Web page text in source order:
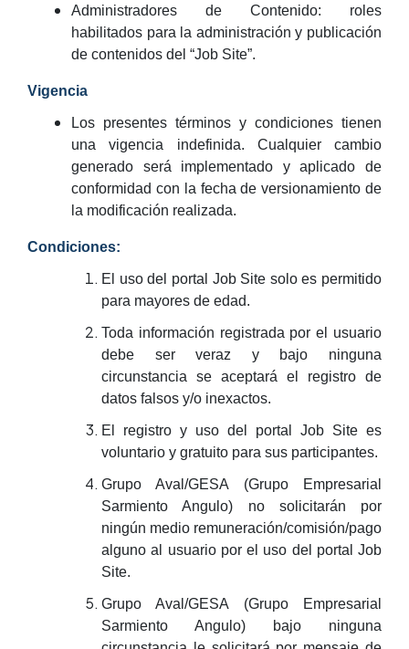
Administradores de Contenido: roles
habilitados para la administración y publicación
de contenidos del “Job Site”.
Vigencia
Los presentes términos y condiciones tienen
una vigencia indefinida. Cualquier cambio
generado será implementado y aplicado de
conformidad con la fecha de versionamiento de
la modificación realizada.
Condiciones:
El uso del portal Job Site solo es permitido
para mayores de edad.
Toda información registrada por el usuario
debe ser veraz y bajo ninguna
circunstancia se aceptará el registro de
datos falsos y/o inexactos.
El registro y uso del portal Job Site es
voluntario y gratuito para sus participantes.
Grupo Aval/GESA (Grupo Empresarial
Sarmiento Angulo) no solicitarán por
ningún medio remuneración/comisión/pago
alguno al usuario por el uso del portal Job
Site.
Grupo Aval/GESA (Grupo Empresarial
Sarmiento Angulo) bajo ninguna